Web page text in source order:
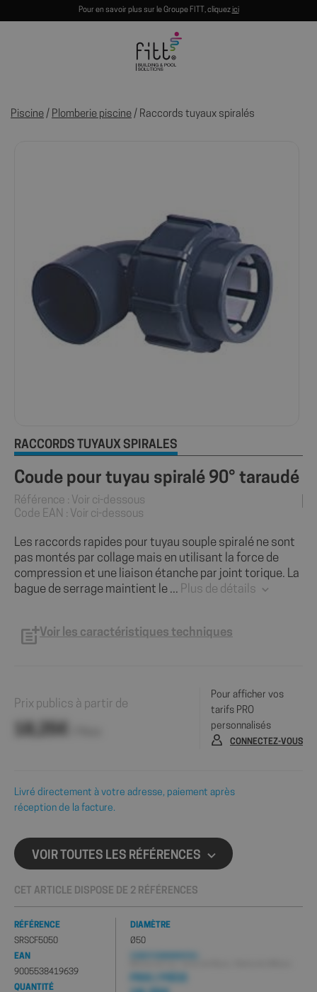
Pour en savoir plus sur le Groupe FITT, cliquezici
Piscine / Plomberie piscine / Raccords tuyaux spiralés
RACCORDS TUYAUX SPIRALÉS
Coude pour tuyau spiralé 90° taraudé
Référence : Voir ci-dessous
Code EAN : Voir ci-dessous
Les raccords rapides pour tuyau souple spiralé ne sont
pas montés par collage mais en utilisant la force de
compression et une liaison étanche par joint torique. La
bague de serrage maintient le ... Plus de détails
Voir les caractéristiques techniques
Prix publics à partir de
Pour afficher vos
tarifs PRO
personnalisés
CONNECTEZ-VOUS
Livré directement à votre adresse, paiement après
réception de la facture.
VOIR TOUTES LES RÉFÉRENCES
CET ARTICLE DISPOSE DE 2 RÉFÉRENCES
RÉFÉRENCE
SRSCF5050
EAN
9005538419639
QUANTITÉ
DIAMÈTRE
Ø50
PRIX / PIÈCE